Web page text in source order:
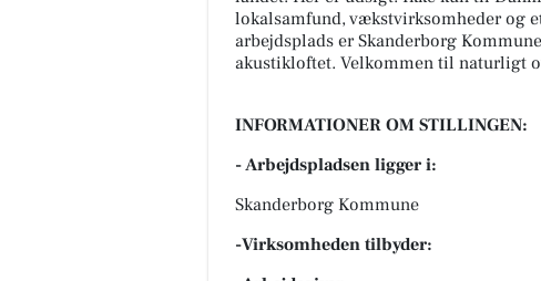
lokalsamfund, vækstvirksomheder og
arbejdsplads er Skanderborg
akustikloftet. Velkommen til naturligt
INFORMATIONER OM STILLINGEN:
- Arbejdspladsen ligger i:
Skanderborg Kommune
-Virksomheden tilbyder: